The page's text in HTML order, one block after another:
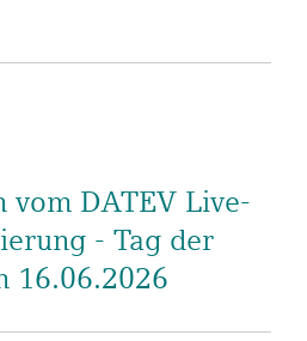
vom DATEV Live-
- Tag der
16.06.2026